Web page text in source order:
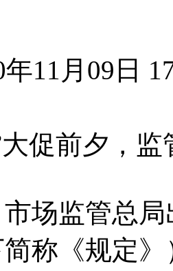
年11月09
前夕，监
监管总局
称《规定